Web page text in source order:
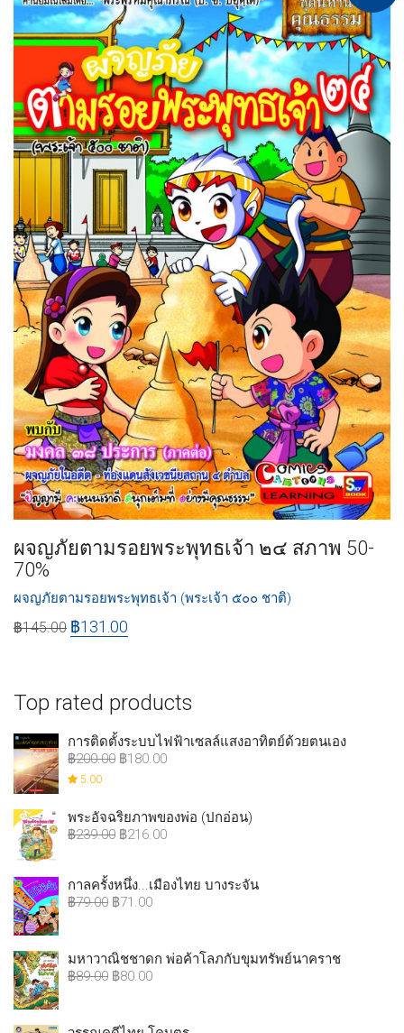
ผจญภัยตามรอยพระพุทธเจ้า ๒๔ สภาพ 50-
70%
ผจญภัยตามรอยพระพุทธเจ้า (พระเจ้า ๕๐๐ ชาติ)
฿145.00 ฿131.00
Top rated products
การติดตั้งระบบไฟฟ้าเซลล์แสงอาทิตย์ด้วยตนเอง
฿200.00 ฿180.00
5.00
พระอัจฉริยภาพของพ่อ (ปกอ่อน)
฿239.00 ฿216.00
กาลครั้งหนึ่ง...เมืองไทย บางระจัน
฿79.00 ฿71.00
มหาวาณิชชาดก พ่อค้าโลภกับขุมทรัพย์นาคราช
฿89.00 ฿80.00